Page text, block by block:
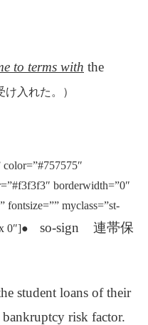
to terms with the
け入れた。）
borderwidth=”0″
fontsize=”” myclass=”st-
0″]● so-sign 連帯保
student loans of their
bankruptcy risk factor.